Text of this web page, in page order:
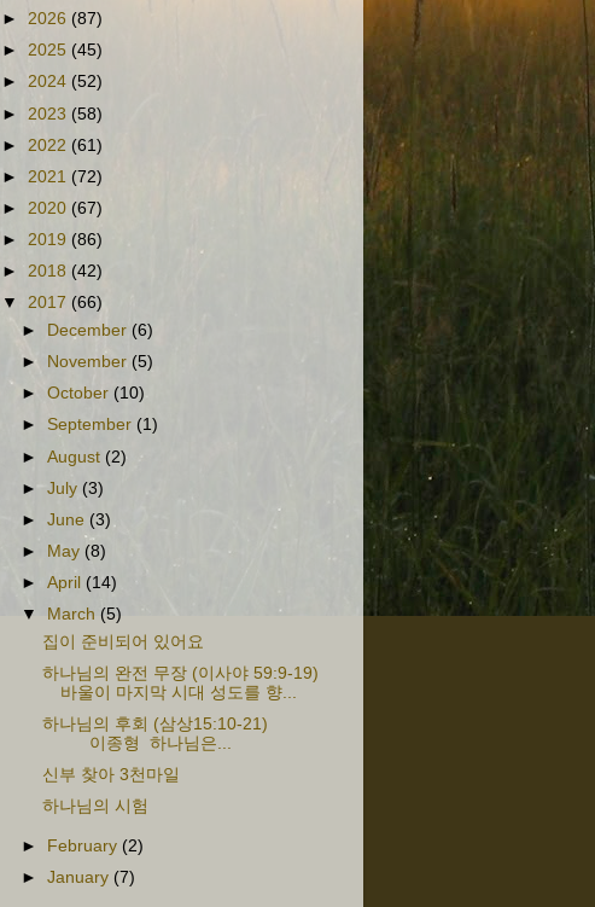
► 2026 (87)
► 2025 (45)
► 2024 (52)
► 2023 (58)
► 2022 (61)
► 2021 (72)
► 2020 (67)
► 2019 (86)
► 2018 (42)
▼ 2017 (66)
►
December (6)
►
November(5)
►October(10)
► September (1)
►August(2)
►July(3)
►June (3)
►
May (8)
►April(14)
▼
March(5)
집이 준비되어 있어요
하나님의 완전 무장 (이사야 59:9-19)
바울이 마지막 시대 성도를 향...
하나님의 후회 (삼상15:10-21)
이종형 하나님은...
신부 찾아 3천마일
하나님의 시험
► February (2)
►January (7)